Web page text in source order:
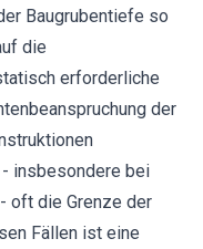
Baugrubentiefe so
die
erforderliche
der
insbesondere bei
oft die Grenze der
Fällen ist eine